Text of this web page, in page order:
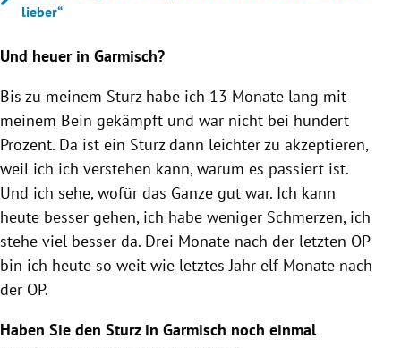
lieber“
Und heuer in Garmisch?
Bis zu meinem Sturz habe ich 13 Monate lang mit
meinem Bein gekämpft und war nicht bei hundert
Prozent. Da ist ein Sturz dann leichter zu akzeptieren,
weil ich ich verstehen kann, warum es passiert ist.
Und ich sehe, wofür das Ganze gut war. Ich kann
heute besser gehen, ich habe weniger Schmerzen, ich
stehe viel besser da. Drei Monate nach der letzten OP
bin ich heute so weit wie letztes Jahr elf Monate nach
der OP.
Haben Sie den Sturz in Garmisch noch einmal